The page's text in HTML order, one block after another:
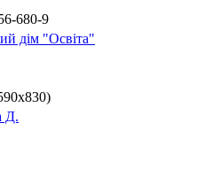
680-9
дім "Освіта"
Д.